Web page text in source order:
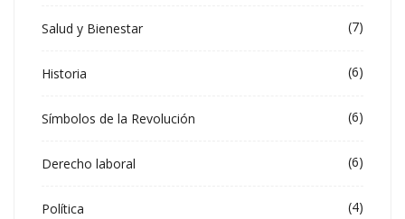
Salud y Bienestar (7)
Historia (6)
Símbolos de la Revolución (6)
Derecho laboral (6)
Política (4)